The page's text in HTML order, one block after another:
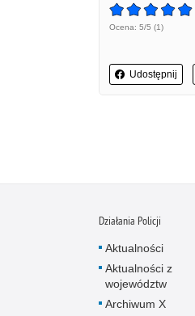
Ocena: 5/5 (1)
Udostępnij
Działania Policji
Aktualności
Aktualności z
województw
Archiwum X